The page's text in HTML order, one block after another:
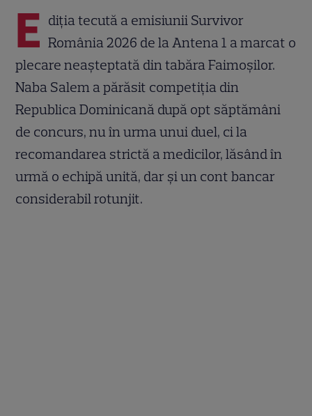
E diția tecută a emisiunii Survivor
România 2026 de la Antena 1 a marcat o
plecare neașteptată din tabăra Faimoșilor.
Naba Salem a părăsit competiția din
Republica Dominicană după opt săptămâni
de concurs, nu în urma unui duel, ci la
recomandarea strictă a medicilor, lăsând în
urmă o echipă unită, dar și un cont bancar
considerabil rotunjit.